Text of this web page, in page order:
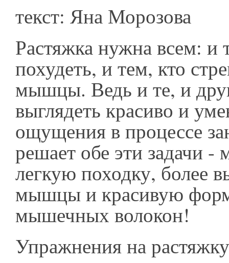
текст: Яна Морозова
Растяжка нужна всем: и
похудеть, и тем, кто
мышцы. Ведь и те, и
выглядеть красиво и
ощущения в процессе
решает обе эти задачи
легкую походку, более
мышцы и красивую
мышечных волокон!
Упражнения на